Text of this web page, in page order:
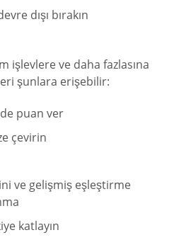
dışı bırakın
işlevlere ve daha fazlasına
şunlara erişebilir:
puan ver
çevirin
ve gelişmiş eşleştirme
katlayın